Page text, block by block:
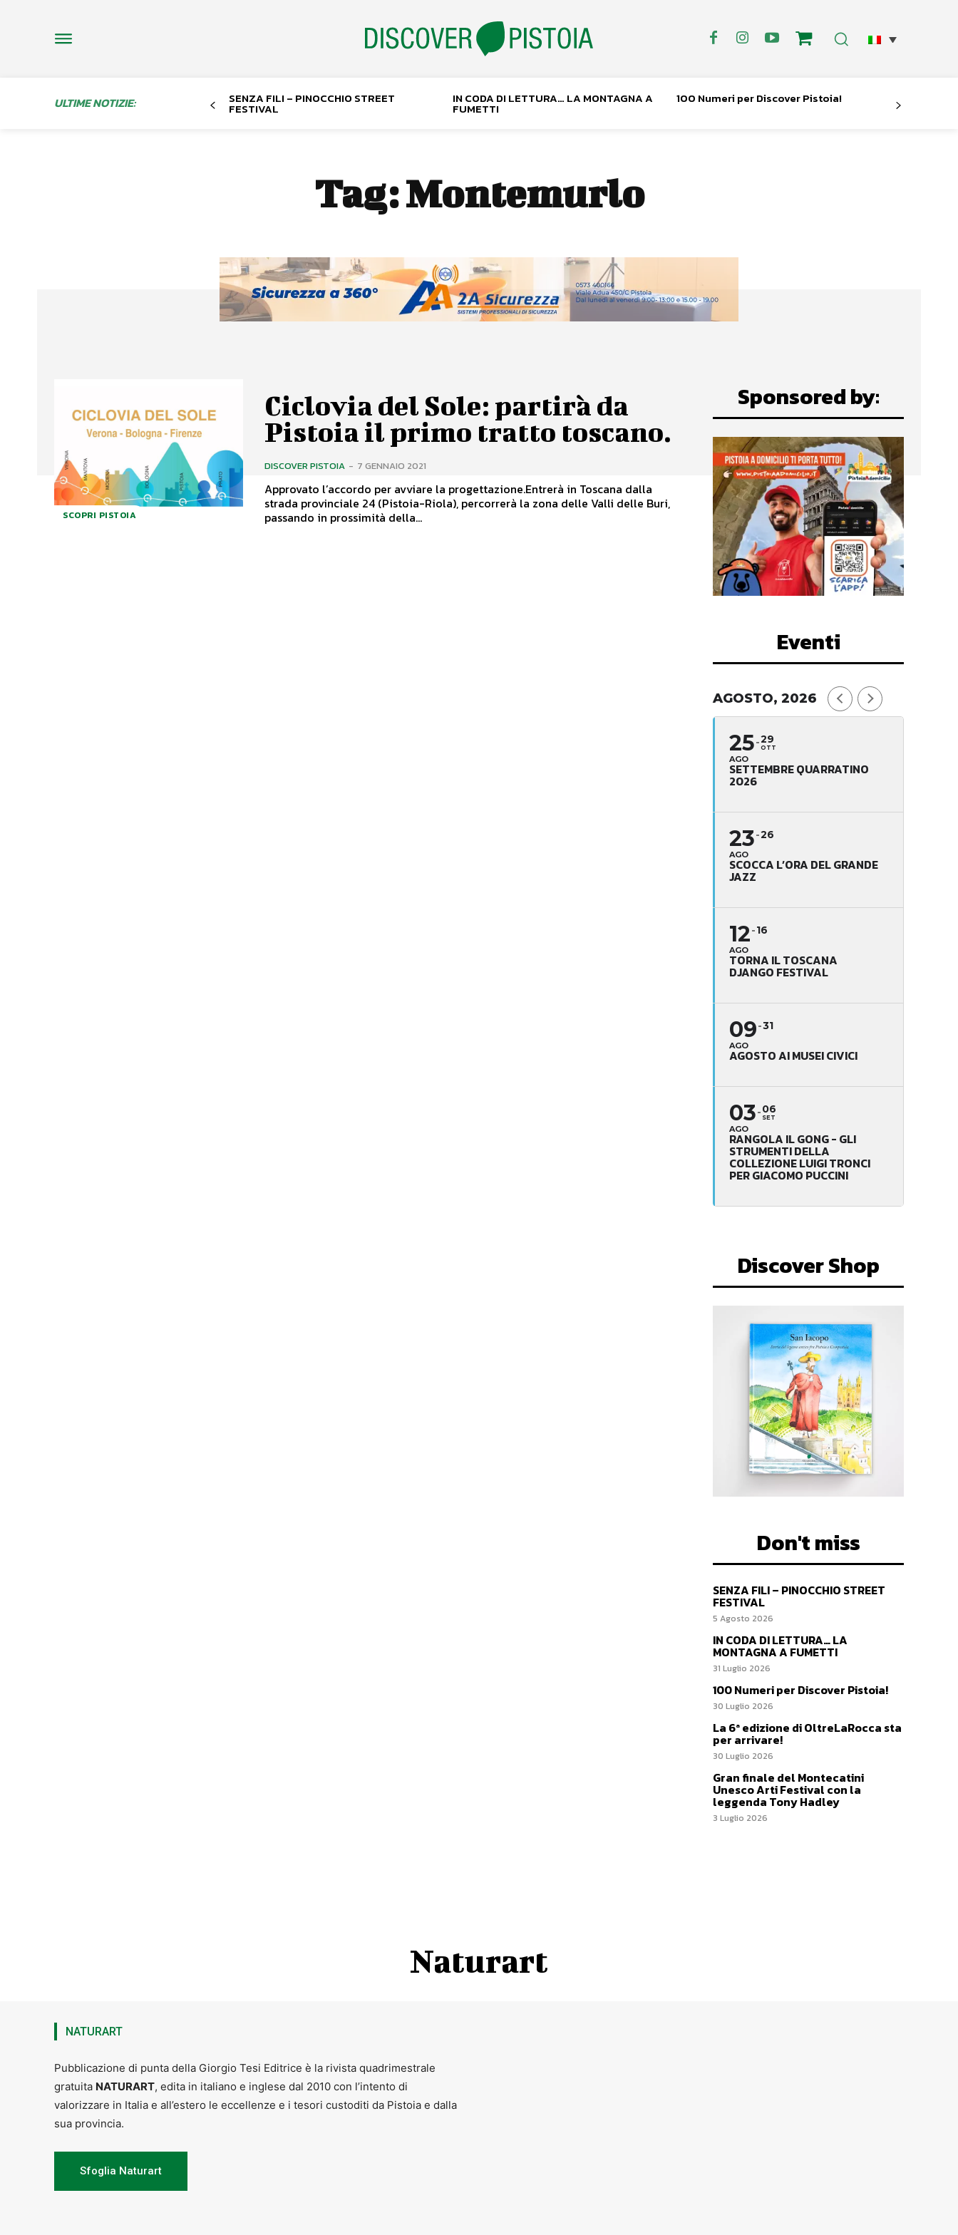
ULTIME NOTIZIE: SENZA FILI – PINOCCHIO STREET
FESTIVAL
IN CODA DI LETTURA… LA MONTAGNA A
FUMETTI
100 Numeri per Discover Pistoia!
Tag:Montemurlo
SCOPRI PISTOIA
Ciclovia del Sole: partirà da
Pistoia il primo tratto toscano.
DISCOVER PISTOIA - 7 GENNAIO 2021
Approvato l’accordo per avviare la progettazione.Entrerà in Toscana dalla
strada provinciale 24 (Pistoia-Riola), percorrerà la zona delle Valli delle Buri,
passando in prossimità della...
Sponsored by:
Eventi
AGOSTO, 2026
25
AGO
29
OTT
SETTEMBRE QUARRATINO
2026
23
AGO
26
SCOCCA L’ORA DEL GRANDE
JAZZ
12
AGO
16
TORNA IL TOSCANA
DJANGO FESTIVAL
09
AGO
31
AGOSTO AI MUSEI CIVICI
03
AGO
06
SET
RANGOLA IL GONG - GLI
STRUMENTI DELLA
COLLEZIONE LUIGI TRONCI
PER GIACOMO PUCCINI
Discover Shop
Don't miss
SENZA FILI – PINOCCHIO STREET
FESTIVAL
5 Agosto 2026
IN CODA DI LETTURA… LA
MONTAGNA A FUMETTI
31 Luglio 2026
100 Numeri per Discover Pistoia!
30 Luglio 2026
La 6ª edizione di OltreLaRocca sta
per arrivare!
30 Luglio 2026
Gran finale del Montecatini
Unesco Arti Festival con la
leggenda Tony Hadley
3 Luglio 2026
Naturart
NATURART
Pubblicazione di punta della Giorgio Tesi Editrice è la rivista quadrimestrale
gratuita NATURART, edita in italiano e inglese dal 2010 con l’intento di
valorizzare in Italia e all’estero le eccellenze e i tesori custoditi da Pistoia e dalla
sua provincia.
Sfoglia Naturart